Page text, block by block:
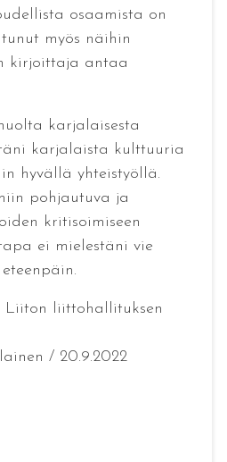
osaamista on
myös näihin
kirjoittaja antaa
karjalaisesta
karjalaista kulttuuria
hyvällä yhteistyöllä.
pohjautuva ja
kritisoimiseen
ei mielestäni vie
liittohallituksen
/ 20.9.2022